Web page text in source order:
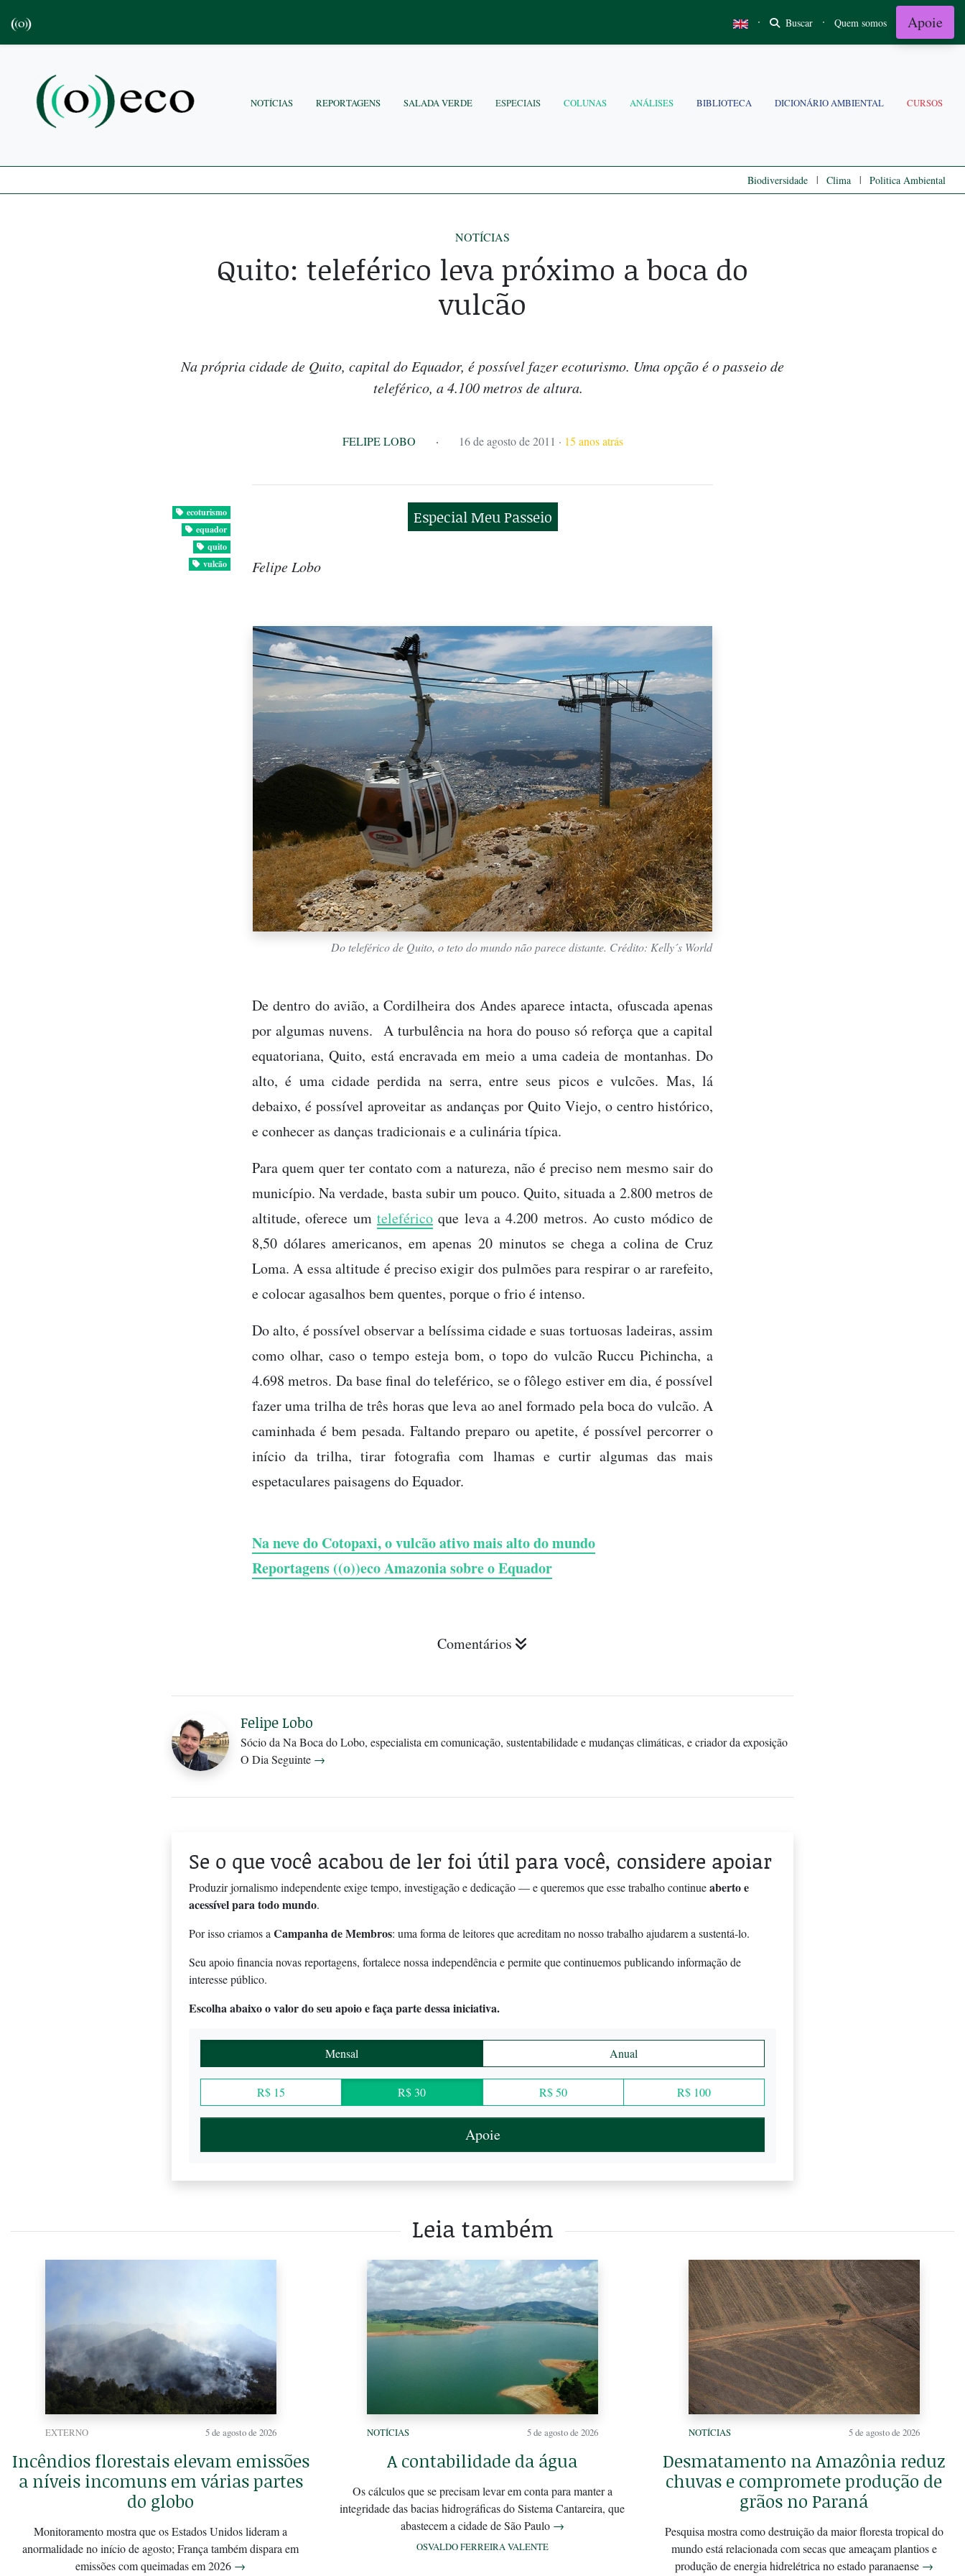
· Buscar · Quem somos Apoie
NOTÍCIAS REPORTAGENS SALADA VERDE ESPECIAIS COLUNAS ANÁLISES BIBLIOTECA DICIONÁRIO AMBIENTAL CURSOS
Biodiversidade | Clima | Politica Ambiental
NOTÍCIAS
Quito: teleférico leva próximo a boca do
vulcão
Na própria cidade de Quito, capital do Equador, é possível fazer ecoturismo. Uma opção é o passeio de
teleférico, a 4.100 metros de altura.
FELIPE LOBO · 16 de agosto de 2011 · 15 anos atrás
ecoturismo
equador
quito
vulcão
Especial Meu Passeio
Felipe Lobo
Do teleférico de Quito, o teto do mundo não parece distante. Crédito: Kelly´s World
De dentro do avião, a Cordilheira dos Andes aparece intacta, ofuscada apenas
por algumas nuvens. A turbulência na hora do pouso só reforça que a capital
equatoriana, Quito, está encravada em meio a uma cadeia de montanhas. Do
alto, é uma cidade perdida na serra, entre seus picos e vulcões. Mas, lá
debaixo, é possível aproveitar as andanças por Quito Viejo, o centro histórico,
e conhecer as danças tradicionais e a culinária típica.
Para quem quer ter contato com a natureza, não é preciso nem mesmo sair do
município. Na verdade, basta subir um pouco. Quito, situada a 2.800 metros de
altitude, oferece um teleférico que leva a 4.200 metros. Ao custo módico de
8,50 dólares americanos, em apenas 20 minutos se chega a colina de Cruz
Loma. A essa altitude é preciso exigir dos pulmões para respirar o ar rarefeito,
e colocar agasalhos bem quentes, porque o frio é intenso.
Do alto, é possível observar a belíssima cidade e suas tortuosas ladeiras, assim
como olhar, caso o tempo esteja bom, o topo do vulcão Ruccu Pichincha, a
4.698 metros. Da base final do teleférico, se o fôlego estiver em dia, é possível
fazer uma trilha de três horas que leva ao anel formado pela boca do vulcão. A
caminhada é bem pesada. Faltando preparo ou apetite, é possível percorrer o
início da trilha, tirar fotografia com lhamas e curtir algumas das mais
espetaculares paisagens do Equador.
Na neve do Cotopaxi, o vulcão ativo mais alto do mundo
Reportagens ((o))eco Amazonia sobre o Equador
Comentários
Felipe Lobo
Sócio da Na Boca do Lobo, especialista em comunicação, sustentabilidade e mudanças climáticas, e criador da exposição
O Dia Seguinte →
Se o que você acabou de ler foi útil para você, considere apoiar
Produzir jornalismo independente exige tempo, investigação e dedicação — e queremos que esse trabalho continueaberto e
acessível para todo mundo.
Por isso criamos a Campanha de Membros: uma forma de leitores que acreditam no nosso trabalho ajudarem a sustentá-lo.
Seu apoio financia novas reportagens, fortalece nossa independência e permite que continuemos publicando informação de
interesse público.
Escolha abaixo o valor do seu apoio e faça parte dessa iniciativa.
Mensal Anual
R$ 15 R$ 30 R$ 50 R$ 100
Apoie
Leia também
EXTERNO 5 de agosto de 2026
Incêndios florestais elevam emissões
a níveis incomuns em várias partes
do globo
Monitoramento mostra que os Estados Unidos lideram a
anormalidade no início de agosto; França também dispara em
emissões com queimadas em 2026 →
NOTÍCIAS 5 de agosto de 2026
A contabilidade da água
Os cálculos que se precisam levar em conta para manter a
integridade das bacias hidrográficas do Sistema Cantareira, que
abastecem a cidade de São Paulo →
OSVALDO FERREIRA VALENTE
NOTÍCIAS 5 de agosto de 2026
Desmatamento na Amazônia reduz
chuvas e compromete produção de
grãos no Paraná
Pesquisa mostra como destruição da maior floresta tropical do
mundo está relacionada com secas que ameaçam plantios e
produção de energia hidrelétrica no estado paranaense →